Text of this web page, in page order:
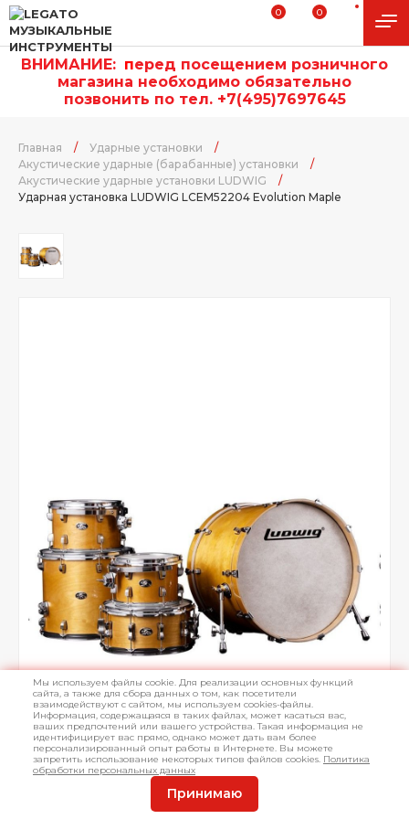
0 0
ВНИМАНИЕ: перед посещением розничного
магазина необходимо обязательно
позвонить по тел. +7(495)7697645
Главная / Ударные установки
/
Акустические ударные (барабанные) установки
/
Акустические ударные установки LUDWIG
/
Ударная установка LUDWIG LCEM52204 Evolution Maple
Мы используем файлы cookie. Для реализации основных функций
сайта, а также для сбора данных о том, как посетители
взаимодействуют с сайтом, мы используем cookies-файлы.
Информация, содержащаяся в таких файлах, может касаться вас,
ваших предпочтений или вашего устройства. Такая информация не
идентифицирует вас прямо, однако может дать вам более
персонализированный опыт работы в Интернете. Вы можете
запретить использование некоторых типов файлов cookies. Политика
обработки персональных данных
Принимаю